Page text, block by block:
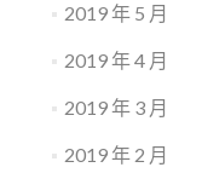
2019 年 5 月
2019 年 4 月
2019 年 3 月
2019 年 2 月